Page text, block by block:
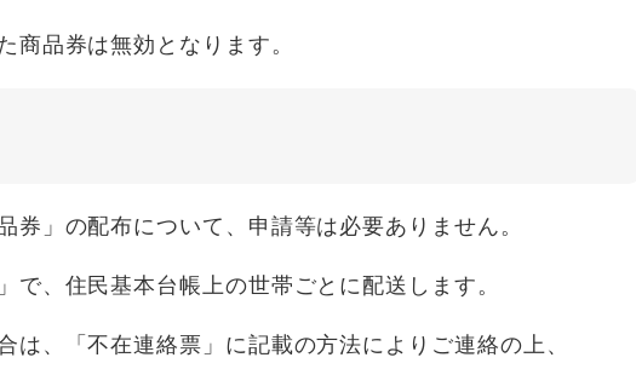
券は無効となります。
券」の配布について、申請等は必要ありません。
で、住民基本台帳上の世帯ごとに配送します。
は、「不在連絡票」に記載の方法によりご連絡の上、